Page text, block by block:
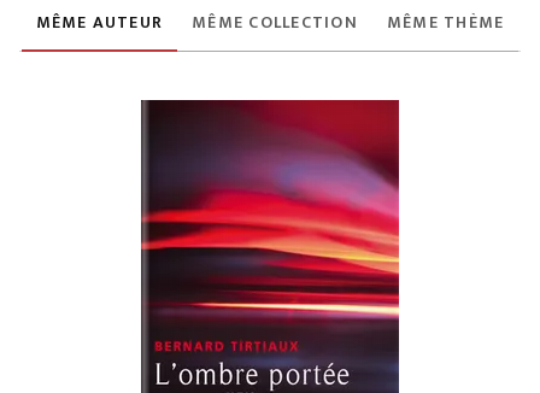
MÊME AUTEUR MÊME COLLECTION MÊME THÈME